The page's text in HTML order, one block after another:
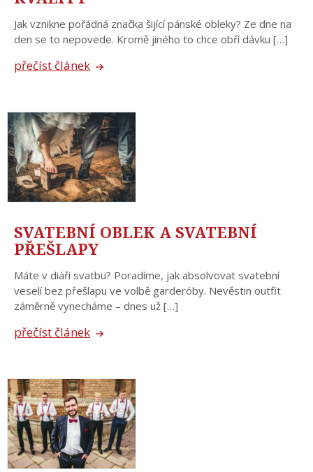
Jak vznikne pořádná značka šijící pánské obleky? Ze dne na
den se to nepovede. Kromě jiného to chce obří dávku […]
přečíst článek
SVATEBNÍ OBLEK A SVATEBNÍ
PŘEŠLAPY
Máte v diáři svatbu? Poradíme, jak absolvovat svatební
veselí bez přešlapu ve volbě garderóby. Nevěstin outfit
záměrně vynecháme – dnes už […]
přečíst článek